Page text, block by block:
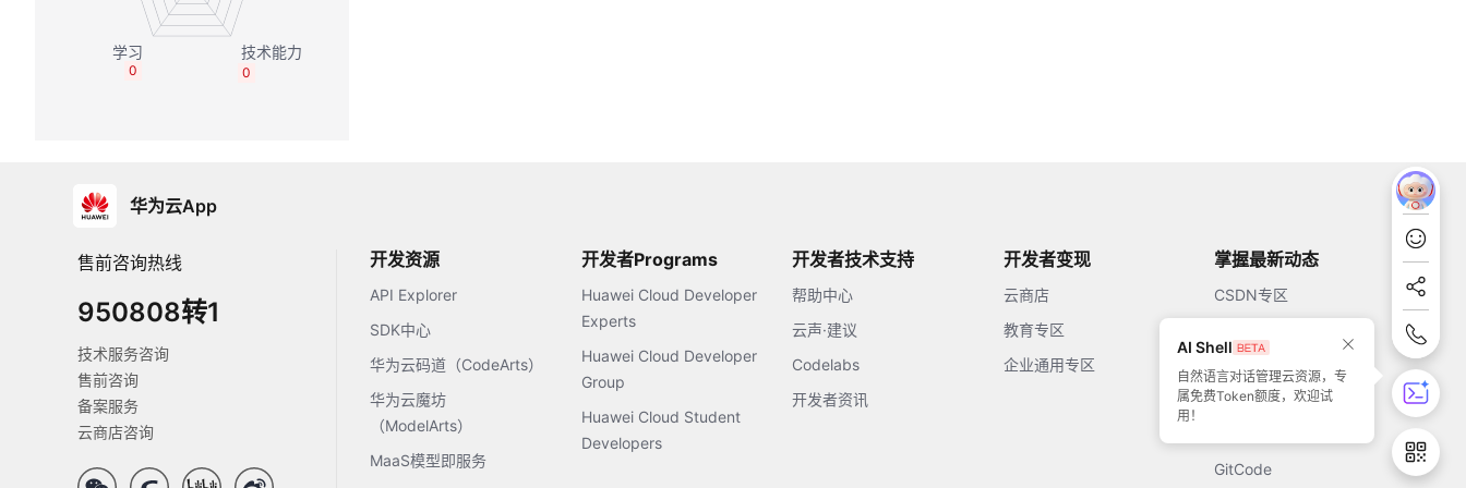
0
0
华为云App
售前咨询热线
950808转1
技术服务咨询
售前咨询
备案服务
云商店咨询
开发资源
API Explorer
SDK中心
华为云码道（CodeArts）
华为云魔坊
（ModelArts）
MaaS模型即服务
开发者Programs
Huawei Cloud Developer
Experts
Huawei Cloud Developer
Group
Huawei Cloud Student
Developers
开发者技术支持
帮助中心
云声·建议
Codelabs
开发者资讯
开发者变现
云商店
教育专区
企业通用专区
掌握最新动态
CSDN专区
51CTO
GitCode
AI Shell
自然语言对话管理云资源，专
属免费Token额度，欢迎试
用！